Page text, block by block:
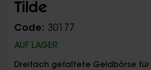
Tilde
Code: 30177
AUF LAGER
Dreifach gefaltete Geldbörse für